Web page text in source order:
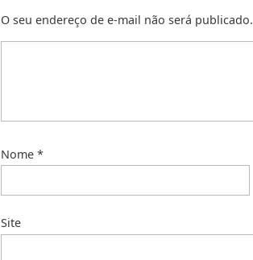
O seu endereço de e-mail não será publicado.
Nome *
Site